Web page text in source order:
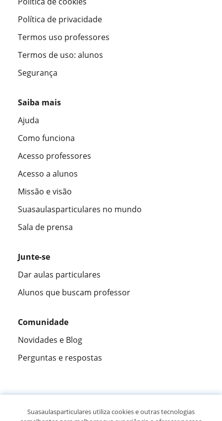
Política de privacidade
Termos uso professores
Termos de uso: alunos
Segurança
Saiba mais
Ajuda
Como funciona
Acesso professores
Acesso a alunos
Missão e visão
Suasaulasparticulares no mundo
Sala de prensa
Junte-se
Dar aulas particulares
Alunos que buscam professor
Comunidade
Novidades e Blog
Perguntas e respostas
Suasaulasparticulares utiliza cookies e outras tecnologias